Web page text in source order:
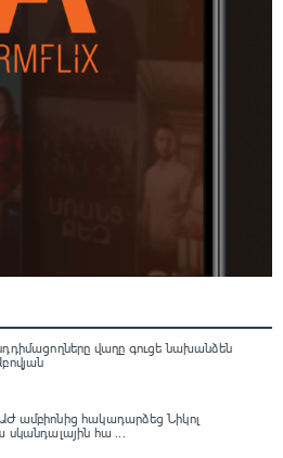
վաղը գուցե նախանձեն
ամբիոնից հակադարձեց Նիկոլ
սկանդալային հա ...